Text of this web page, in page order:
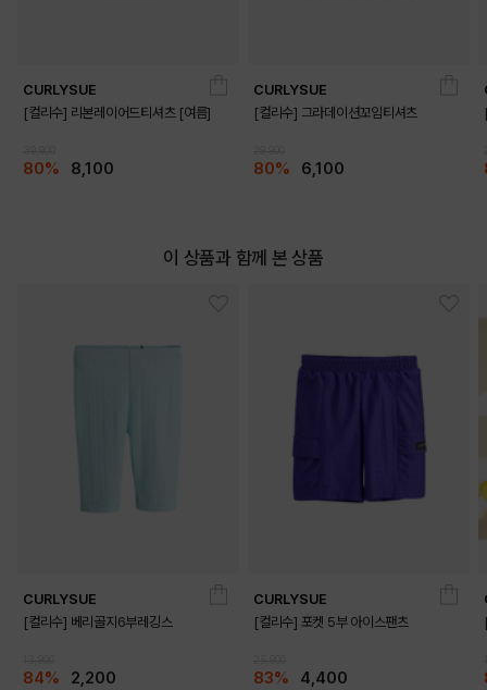
CURLYSUE
[컬리수] 리본레이어드티셔츠 [여름]
80% 8,100
CURLYSUE
[컬리수] 그라데이션꼬임티셔츠
80% 6,100
이 상품과 함께 본 상품
CURLYSUE
[컬리수] 베리골지6부레깅스
84% 2,200
CURLYSUE
[컬리수] 포켓 5부 아이스팬츠
83% 4,400